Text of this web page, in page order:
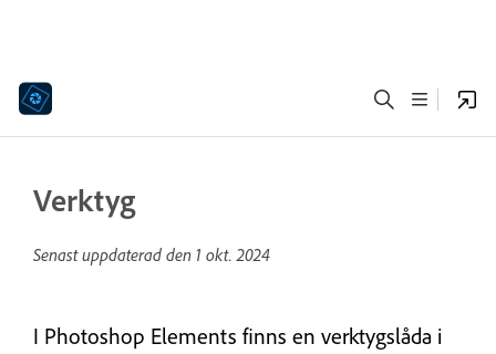
Verktyg
Senast uppdaterad den 1 okt. 2024
I Photoshop Elements finns en verktygslåda i